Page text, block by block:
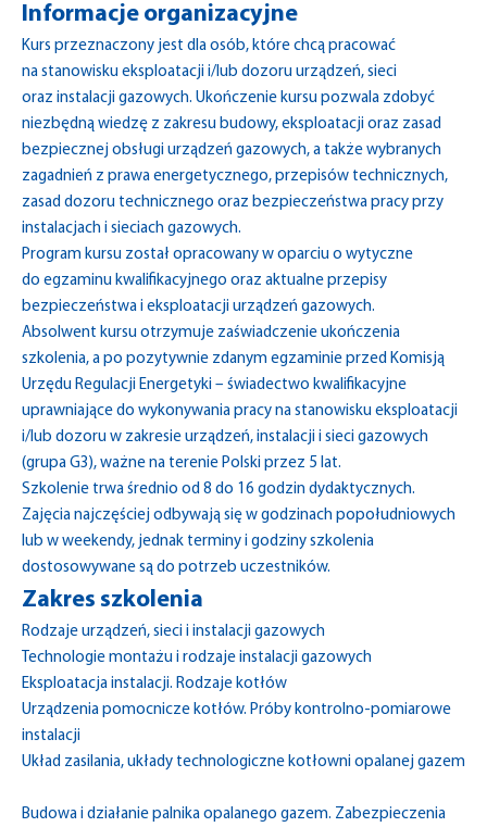
Informacje organizacyjne
Kurs przeznaczony jest dla osób, które chcą pracować
na stanowisku eksploatacji i/lub dozoru urządzeń, sieci
oraz instalacji gazowych. Ukończenie kursu pozwala zdobyć
niezbędną wiedzę z zakresu budowy, eksploatacji oraz zasad
bezpiecznej obsługi urządzeń gazowych, a także wybranych
zagadnień z prawa energetycznego, przepisów technicznych,
zasad dozoru technicznego oraz bezpieczeństwa pracy przy
instalacjach i sieciach gazowych.
Program kursu został opracowany w oparciu o wytyczne
do egzaminu kwalifikacyjnego oraz aktualne przepisy
bezpieczeństwa i eksploatacji urządzeń gazowych.
Absolwent kursu otrzymuje zaświadczenie ukończenia
szkolenia, a po pozytywnie zdanym egzaminie przed Komisją
Urzędu Regulacji Energetyki – świadectwo kwalifikacyjne
uprawniające do wykonywania pracy na stanowisku eksploatacji
i/lub dozoru w zakresie urządzeń, instalacji i sieci gazowych
(grupa G3), ważne na terenie Polski przez 5 lat.
Szkolenie trwa średnio od 8 do 16 godzin dydaktycznych.
Zajęcia najczęściej odbywają się w godzinach popołudniowych
lub w weekendy, jednak terminy i godziny szkolenia
dostosowywane są do potrzeb uczestników.
Zakres szkolenia
Rodzaje urządzeń, sieci i instalacji gazowych
Technologie montażu i rodzaje instalacji gazowych
Eksploatacja instalacji. Rodzaje kotłów
Urządzenia pomocnicze kotłów. Próby kontrolno-pomiarowe
instalacji
Układ zasilania, układy technologiczne kotłowni opalanej gazem
Budowa i działanie palnika opalanego gazem. Zabezpieczenia